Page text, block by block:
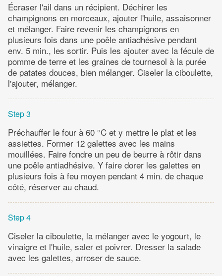
Écraser l'ail dans un récipient. Déchirer les
champignons en morceaux, ajouter l'huile, assaisonner
et mélanger. Faire revenir les champignons en
plusieurs fois dans une poêle antiadhésive pendant
env. 5 min., les sortir. Puis les ajouter avec la fécule de
pomme de terre et les graines de tournesol à la purée
de patates douces, bien mélanger. Ciseler la ciboulette,
l'ajouter, mélanger.
Step 3
Préchauffer le four à 60 °C et y mettre le plat et les
assiettes. Former 12 galettes avec les mains
mouillées. Faire fondre un peu de beurre à rôtir dans
une poêle antiadhésive. Y faire dorer les galettes en
plusieurs fois à feu moyen pendant 4 min. de chaque
côté, réserver au chaud.
Step 4
Ciseler la ciboulette, la mélanger avec le yogourt, le
vinaigre et l'huile, saler et poivrer. Dresser la salade
avec les galettes, arroser de sauce.